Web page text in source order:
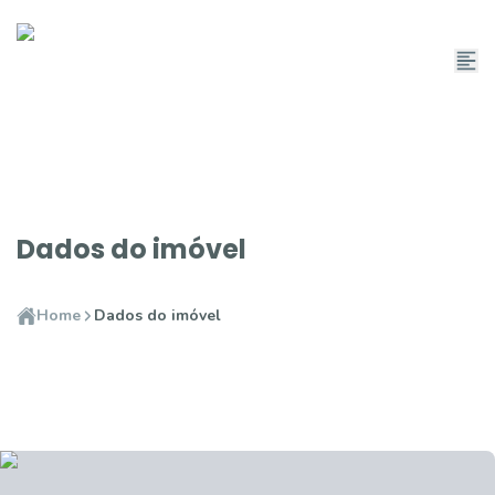
Dados do imóvel
Home Dados do imóvel